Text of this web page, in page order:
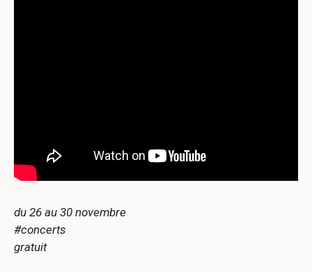
du 26 au 30 novembre
#concerts
gratuit